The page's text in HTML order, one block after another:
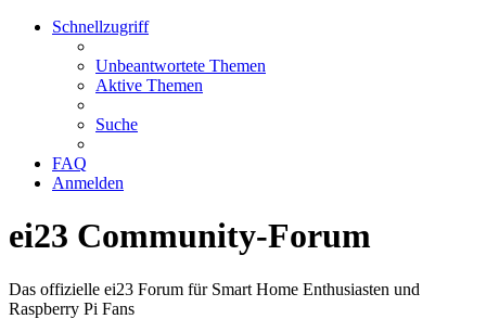
Schnellzugriff
Unbeantwortete Themen
Aktive Themen
Suche
FAQ
Anmelden
ei23 Community-Forum
Das offizielle ei23 Forum für Smart Home Enthusiasten und
Raspberry Pi Fans